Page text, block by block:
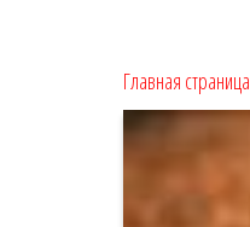
Главная страница